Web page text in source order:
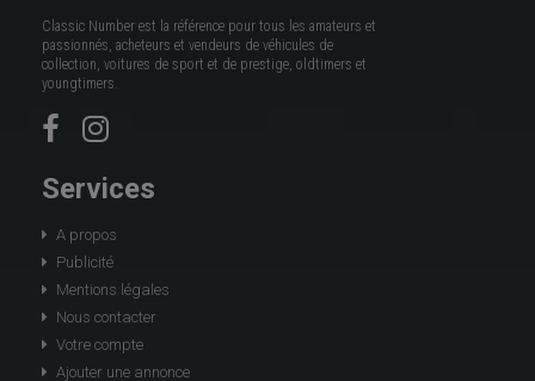
Classic Number est la référence pour tous les amateurs et
passionnés, acheteurs et vendeurs de véhicules de
collection, voitures de sport et de prestige, oldtimers et
youngtimers.
Services
A propos
Publicité
Mentions légales
Nous contacter
Votre compte
Ajouter une annonce